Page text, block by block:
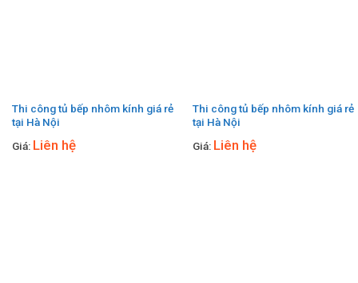
Thi công tủ bếp nhôm kính giá rẻ
tại Hà Nội
Giá: Liên hệ
Thi công tủ bếp nhôm kính giá rẻ
tại Hà Nội
Giá: Liên hệ